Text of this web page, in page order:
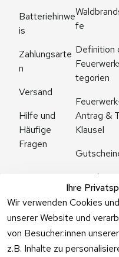
Ihre
Wir verwenden Cookies
unserer Website und
von Besucher:innen
z.B. Inhalte zu
Batteriehinwe
is
Zahlungsarte
n
Versand
Hilfe und
Häufige
Fragen
fe
Definition
tegorien
Antrag &
Klausel
Angebote
Feuerwerk
Online